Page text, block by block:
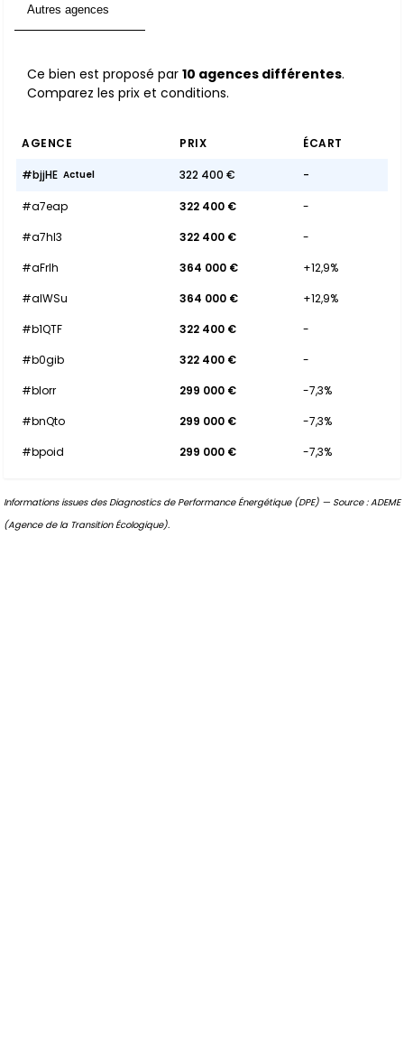
Autres agences
Ce bien est proposé par 10 agences différentes.
Comparez les prix et conditions.
AGENCE PRIX ÉCART
#bjjHE Actuel 322 400 € -
#a7eap 322 400 €
-
#a7hl3
322 400 €
-
#aFrIh
364 000 €
+12,9%
#aIWSu
364 000 €
+12,9%
#b1QTF
322 400 €
-
#b0gib
322 400 €
-
#blorr
299 000 €
-7,3%
#bnQto
299 000 €
-7,3%
#bpoid
299 000 € -7,3%
Informations issues des Diagnostics de Performance Énergétique (DPE) — Source : ADEME
(Agence de la Transition Écologique).